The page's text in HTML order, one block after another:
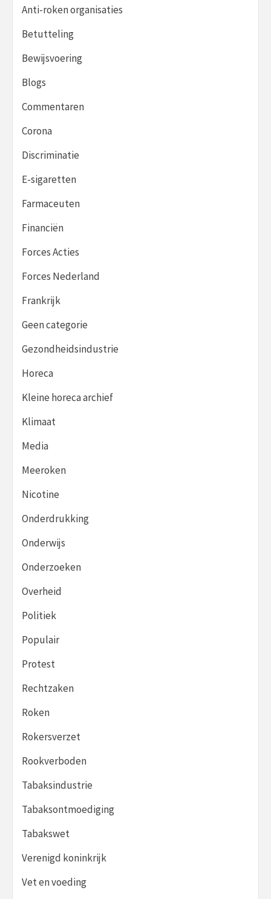
Anti-roken organisaties
Betutteling
Bewijsvoering
Blogs
Commentaren
Corona
Discriminatie
E-sigaretten
Farmaceuten
Financiën
Forces Acties
Forces Nederland
Frankrijk
Geen categorie
Gezondheidsindustrie
Horeca
Kleine horeca archief
Klimaat
Media
Meeroken
Nicotine
Onderdrukking
Onderwijs
Onderzoeken
Overheid
Politiek
Populair
Protest
Rechtzaken
Roken
Rokersverzet
Rookverboden
Tabaksindustrie
Tabaksontmoediging
Tabakswet
Verenigd koninkrijk
Vet en voeding